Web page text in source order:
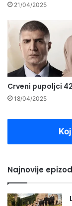
21/04/2025
Crveni pupoljci
18/04/2025
Najnovije